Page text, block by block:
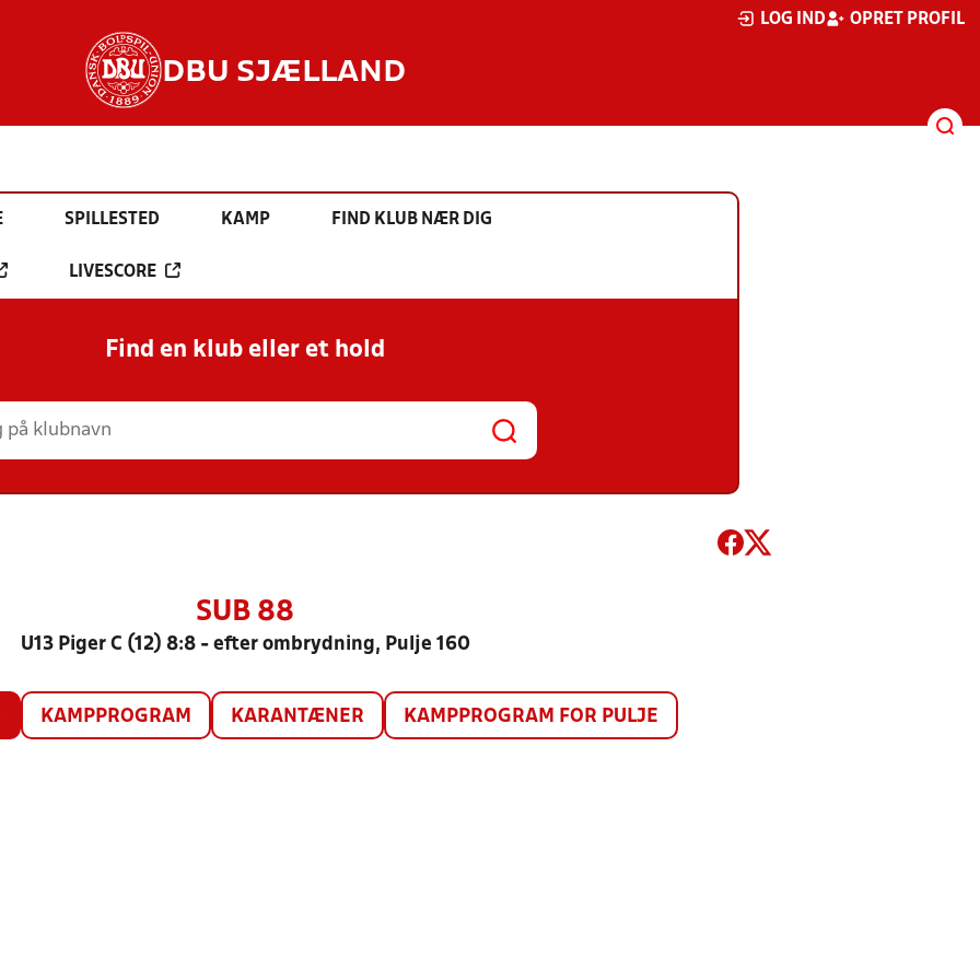
LOG IND OPRET PROFIL
DBU SJÆLLAND
SPILLESTED KAMP FIND KLUB NÆR DIG
LIVESCORE
Find en klub eller et hold
SUB 88
U13 Piger C (12) 8:8 - efter ombrydning, Pulje 160
KAMPPROGRAM KARANTÆNER KAMPPROGRAM FOR PULJE